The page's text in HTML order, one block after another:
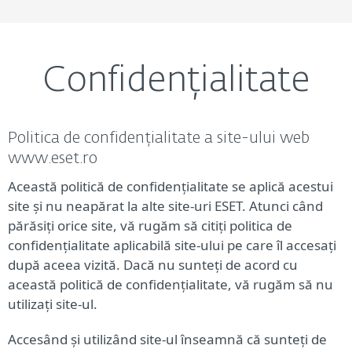
Confidențialitate
Politica de confidențialitate a site-ului web
www.eset.ro
Această politică de confidențialitate se aplică acestui
site și nu neapărat la alte site-uri ESET. Atunci când
părăsiți orice site, vă rugăm să citiți politica de
confidențialitate aplicabilă site-ului pe care îl accesați
după aceea vizită. Dacă nu sunteți de acord cu
această politică de confidențialitate, vă rugăm să nu
utilizați site-ul.
Accesând și utilizând site-ul înseamnă că sunteți de